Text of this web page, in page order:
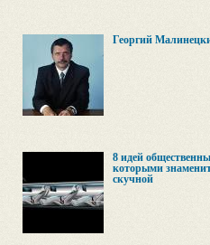
Георгий
8 идей
которыми
скучной